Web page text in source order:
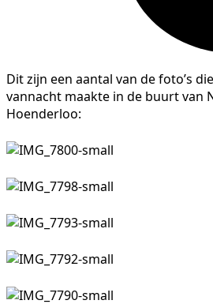
Dit zijn een aantal van de foto’s
vannacht maakte in de buurt van
Hoenderloo: